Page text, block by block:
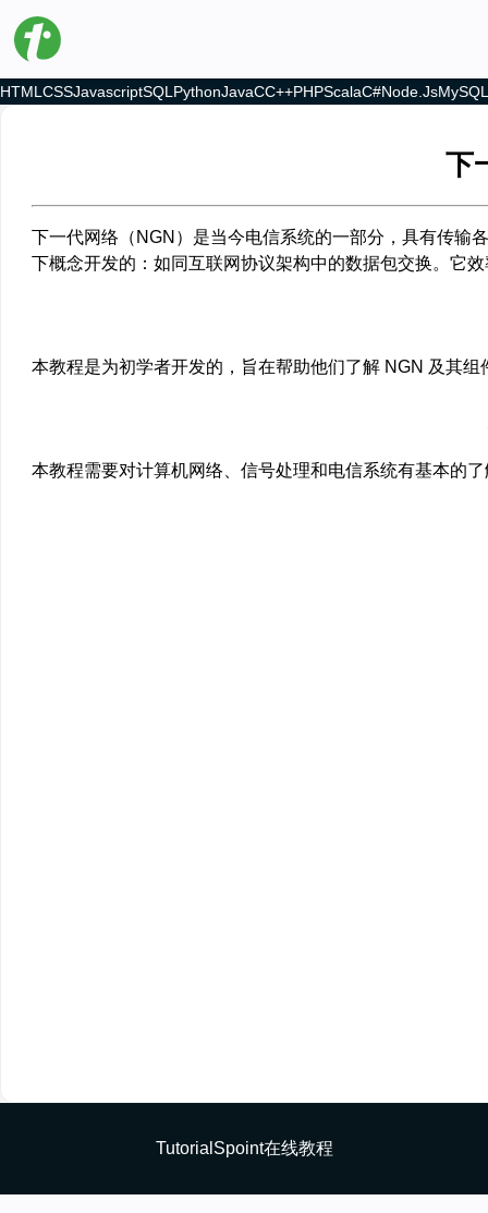
HTML CSSJavascriptSQL PythonJavaCC++PHPScalaC#Node.jsMySQL
下
下一代网络（NGN）是当今电信系统的一部分，具有传输
下概念开发的：如同互联网协议架构中的数据包交换。它
本教程是为初学者开发的，旨在帮助他们了解 NGN 及其
本教程需要对计算机网络、信号处理和电信系统有基本的
TutorialSpoint在线教程